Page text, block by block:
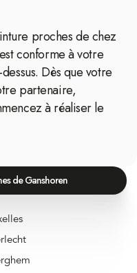
proches de chez
conforme à votre
Dès que votre
partenaire,
à réaliser le
de Ganshoren